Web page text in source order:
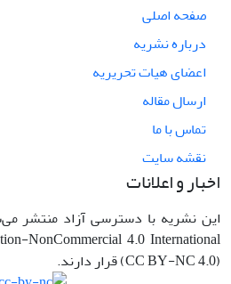
صفحه اصلی
درباره نشریه
اعضای هیات تحریریه
ارسال مقاله
تماس با ما
نقشه سایت
اخبار و اعلانات
این نشریه با دسترسی آزاد منتشر
NonCommercial 4.0 International
(CC BY-NC 4.0) قرار دارند.